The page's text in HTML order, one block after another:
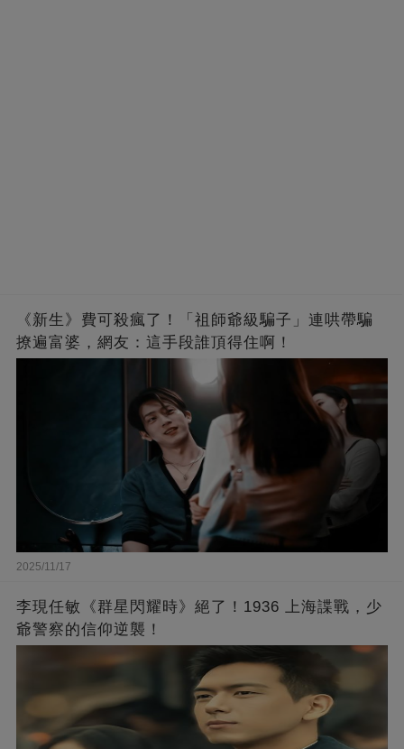
《新生》費可殺瘋了！「祖師爺級騙子」連哄帶騙
撩遍富婆，網友：這手段誰頂得住啊！
2025/11/17
李現任敏《群星閃耀時》絕了！1936 上海諜戰，少
爺警察的信仰逆襲！